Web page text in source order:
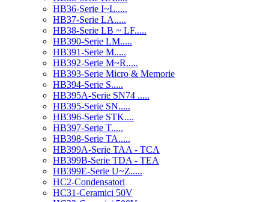
HB36-Serie I~L.....
HB37-Serie LA.....
HB38-Serie LB ~ LF.....
HB390-Serie LM.....
HB391-Serie M.....
HB392-Serie M~R.....
HB393-Serie Micro & Memorie
HB394-Serie S.....
HB395A-Serie SN74 .....
HB395-Serie SN.....
HB396-Serie STK....
HB397-Serie T.....
HB398-Serie TA.....
HB399A-Serie TAA - TCA
HB399B-Serie TDA - TEA
HB399E-Serie U~Z.....
HC2-Condensatori
HC31-Ceramici 50V